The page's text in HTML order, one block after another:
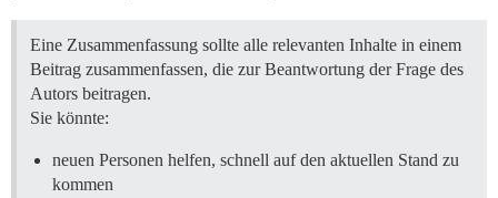
Eine Zusammenfassung sollte alle relevanten Inhalte in einem
Beitrag zusammenfassen, die zur Beantwortung der Frage des
Autors beitragen.
Sie könnte:
neuen Personen helfen, schnell auf den aktuellen Stand zu
kommen